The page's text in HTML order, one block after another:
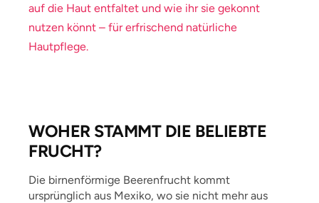
auf die Haut entfaltet und wie ihr sie gekonnt
nutzen könnt – für erfrischend natürliche
Hautpflege.
WOHER STAMMT DIE BELIEBTE
FRUCHT?
Die birnenförmige Beerenfrucht kommt
ursprünglich aus Mexiko, wo sie nicht mehr aus